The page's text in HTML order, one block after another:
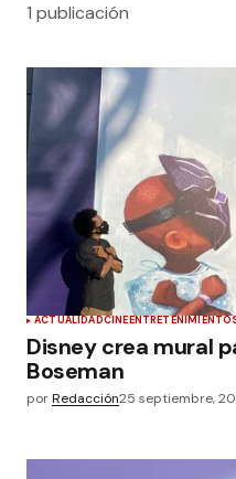
1 publicación
ACTUALIDADCINEENTRETENIMIENTO
Disney crea mural
Boseman
porRedacción25 septiembre,